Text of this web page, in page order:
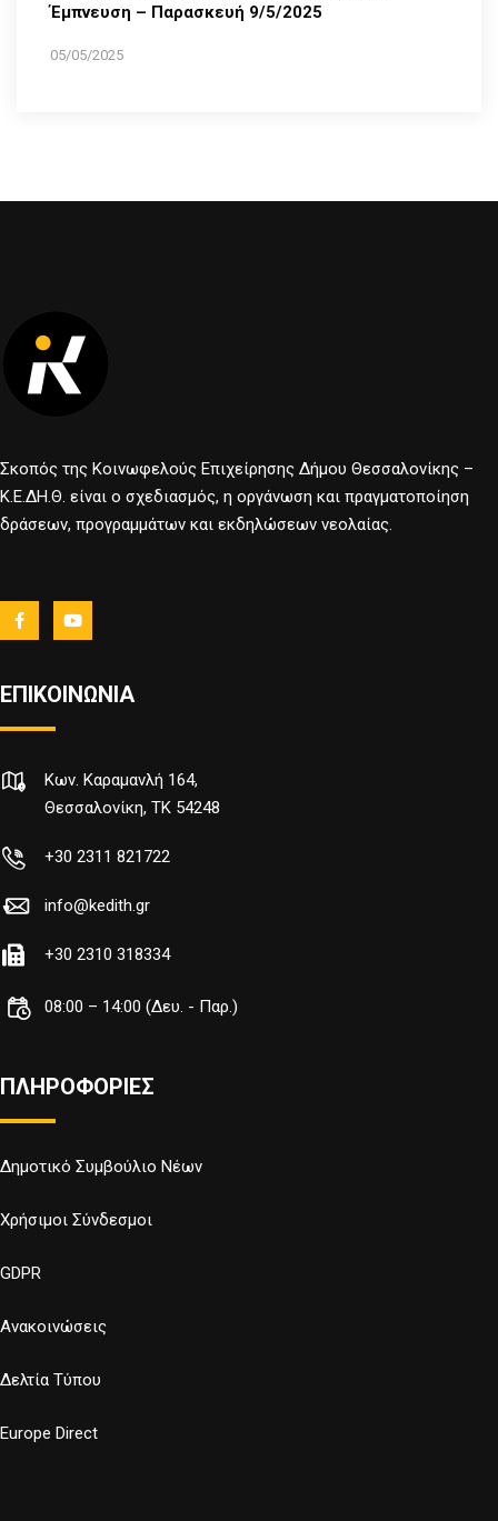
Έμπνευση – Παρασκευή 9/5/2025
05/05/2025
Σκοπός της Κοινωφελούς Επιχείρησης Δήμου Θεσσαλονίκης –
Κ.Ε.ΔΗ.Θ. είναι ο σχεδιασμός, η οργάνωση και πραγματοποίηση
δράσεων, προγραμμάτων και εκδηλώσεων νεολαίας.
ΕΠΙΚΟΙΝΩΝΙΑ
Κων. Καραμανλή 164,
Θεσσαλονίκη, TK 54248
+30 2311 821722
info@kedith.gr
+30 2310 318334
08:00 – 14:00 (Δευ. - Παρ.)
ΠΛΗΡΟΦΟΡΙΕΣ
Δημοτικό Συμβούλιο Νέων
Χρήσιμοι Σύνδεσμοι
GDPR
Ανακοινώσεις
Δελτία Τύπου
Europe Direct